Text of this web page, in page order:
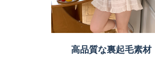
高品質な裏起毛素材